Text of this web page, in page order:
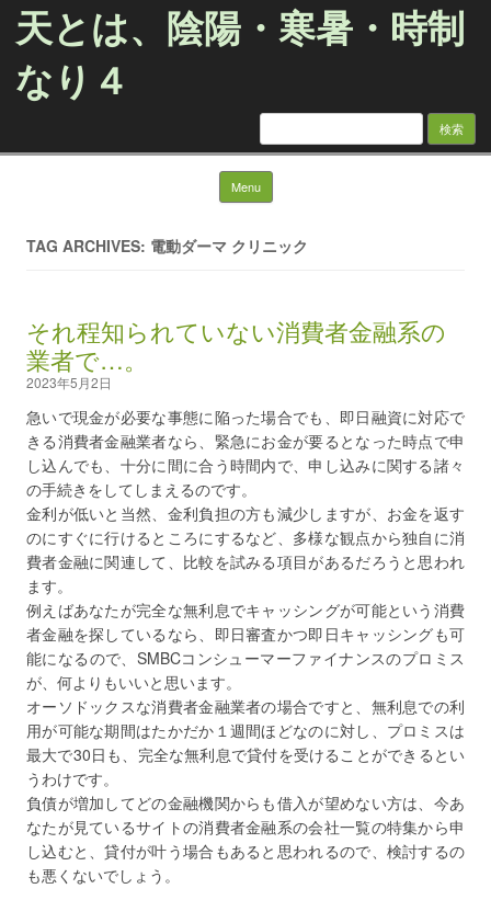
天とは、陰陽・寒暑・時制
なり４
検
Menu Skip to content
TAG ARCHIVES: 電動ダーマ クリニック
それ程知られていない消費者金融系の
業者で…。
2023年5月2日
急いで現金が必要な事態に陥った場合でも、即日融資に対応で
きる消費者金融業者なら、緊急にお金が要るとなった時点で申
し込んでも、十分に間に合う時間内で、申し込みに関する諸々
の手続きをしてしまえるのです。
金利が低いと当然、金利負担の方も減少しますが、お金を返す
のにすぐに行けるところにするなど、多様な観点から独自に消
費者金融に関連して、比較を試みる項目があるだろうと思われ
ます。
例えばあなたが完全な無利息でキャッシングが可能という消費
者金融を探しているなら、即日審査かつ即日キャッシングも可
能になるので、SMBCコンシューマーファイナンスのプロミス
が、何よりもいいと思います。
オーソドックスな消費者金融業者の場合ですと、無利息での利
用が可能な期間はたかだか１週間ほどなのに対し、プロミスは
最大で30日も、完全な無利息で貸付を受けることができるとい
うわけです。
負債が増加してどの金融機関からも借入が望めない方は、今あ
なたが見ているサイトの消費者金融系の会社一覧の特集から申
し込むと、貸付が叶う場合もあると思われるので、検討するの
も悪くないでしょう。